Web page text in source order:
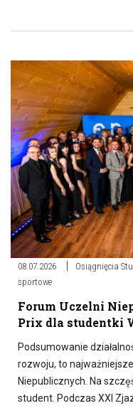
08.07.2026 Osiągnięcia
sportowe
Forum Uczelni
Prix dla studentki
Podsumowanie
rozwoju, to
Niepublicznych. Na
student. Podczas XXI